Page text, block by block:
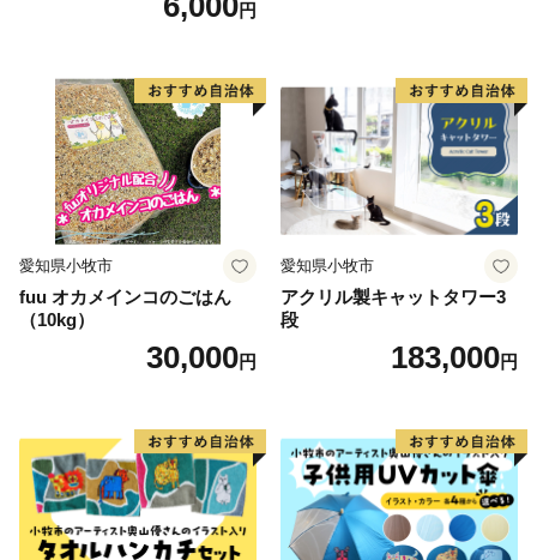
円
愛知県小牧市
fuu オカメインコのごはん
（10kg）
30,000円
愛知県小牧市
アクリル製キャットタワー3
段
183,000円